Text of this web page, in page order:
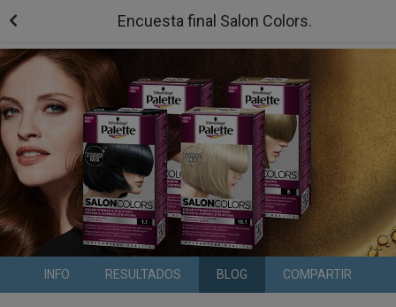
Encuesta final Salon Colors.
INFO RESULTADOS BLOG COMPARTIR